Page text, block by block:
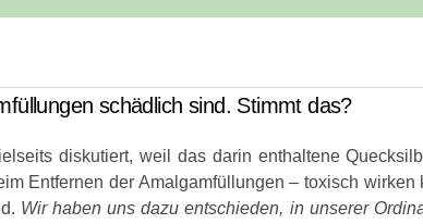
schädlich sind. Stimmt das?
diskutiert, weil das darin enthaltene
Entfernen der Amalgamfüllungen – toxisch
Wir haben uns dazu entschieden, in unserer